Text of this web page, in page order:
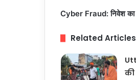
Cyber Fraud: निवेश का
Related Articles
की